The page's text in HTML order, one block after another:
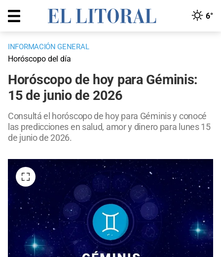
6°
INFORMACIÓN GENERAL
Horóscopo del día
Horóscopo de hoy para Géminis:
15 de junio de 2026
Consultá el horóscopo de hoy para Géminis y conocé
las predicciones en salud, amor y dinero para lunes 15
de junio de 2026.